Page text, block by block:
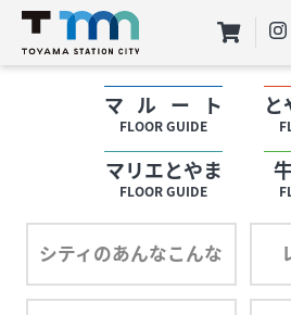
マルート
FLOOR GUIDE
と
マリエとやま
FLOOR GUIDE
シティのあんなこんな
フロアガイド
ショップリス
プロフィール